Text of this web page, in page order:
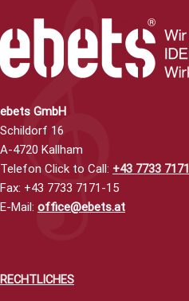
ebets GmbH
Schildorf 16
A-4720 Kallham
Telefon Click to Call: +43 7733 7171
Fax: +43 7733 7171-15
E-Mail: office@ebets.at
RECHTLICHES